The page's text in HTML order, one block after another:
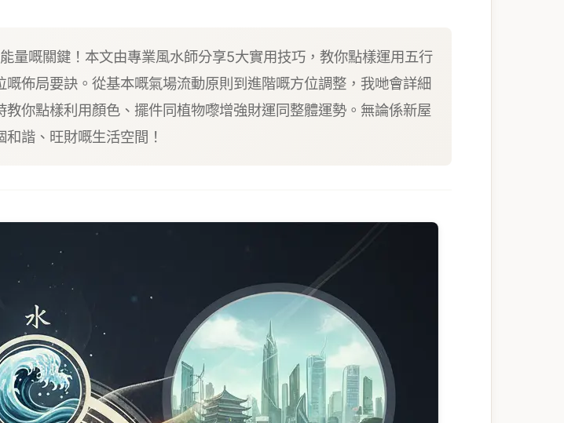
量嘅關鍵！本文由專業風水師分享5大實用技巧，教你點樣運用五行
佈局要訣。從基本嘅氣場流動原則到進階嘅方位調整，我哋會詳細
你點樣利用顏色、擺件同植物嚟增強財運同整體運勢。無論係新屋
諧、旺財嘅生活空間！